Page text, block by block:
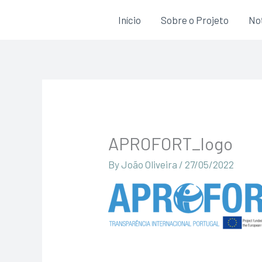
Início Sobre o Projeto
APROFORT_logo
ByJoão Oliveira / 27/05/2022